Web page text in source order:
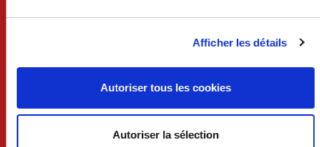
Afficher les détails
Autoriser tous les cookies
Autoriser la sélection
Samedi 9h-12h (uniquement sur rdv)
Services techniques /urbanisme
Lundi au mercredi 8h30-12h et 13h30-17h30
Vendredi 8h30-12h et 13h30-17h